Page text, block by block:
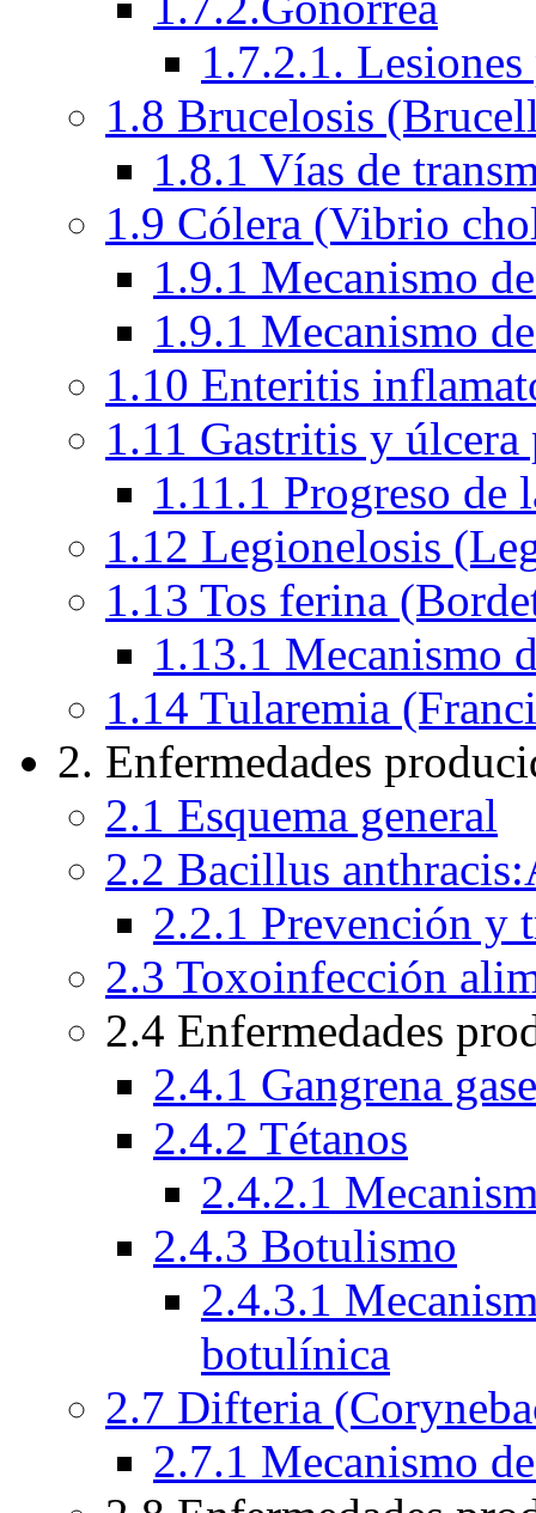
1.7.2.1.
1.8 Brucelosis
1.8.1 Vías de
1.9 Cólera (Vibrio
1.9.1 Mecanismo
1.9.1 Mecanismo
1.10 Enteritis
1.11 Gastritis y
1.11.1 Progreso de
1.12 Legionelosis
1.13 Tos ferina
1.13.1 Mecanismo
1.14 Tularemia
2. Enfermedades
2.1 Esquema general
2.2 Bacillus
2.2.1 Prevención y
2.3 Toxoinfección
2.4 Enfermedades
2.4.1 Gangrena
2.4.2 Tétanos
2.4.2.1
2.4.3 Botulismo
2.4.3.1
botulínica
2.7 Difteria
2.7.1 Mecanismo